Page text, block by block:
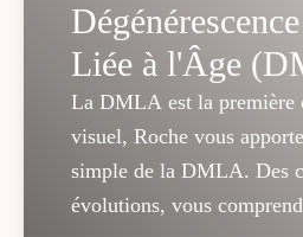
Liée à l'Âge
La DMLA est la première
visuel, Roche vous
simple de la DMLA. Des
évolutions, vous